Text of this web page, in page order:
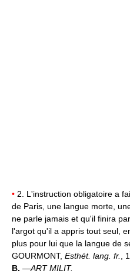
• 2. L'instruction obligatoire a
de Paris, une langue morte,
ne parle jamais et qu'il finira
l'argot qu'il a appris tout seul,
plus pour lui que la langue de
GOURMONT, Esthét. lang. fr.,
B. —ART MILIT.